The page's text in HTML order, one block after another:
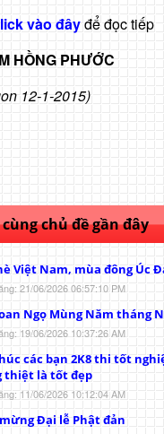
vào đâyđể đọc tiếp
HỒNG PHƯỚC
12-1-2015)
chủ đề gần đây
Việt Nam, mùa đông Úc
21/06/2026 06:57:10 PM
Ngọ Mùng Năm tháng
19/06/2026 10:37:26 AM
các bạn 2K8 thi tốt
thiệt là tốt đẹp
11/06/2026 10:12:04 AM
Đại lễ Phật đản